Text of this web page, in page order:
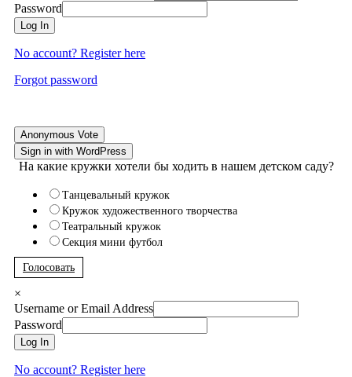
Password
Log In
No account? Register here
Forgot password
Anonymous Vote
Sign in with WordPress
На какие кружки хотели бы ходить в нашем детском саду?
Танцевальный кружок
Кружок художественного творчества
Театральный кружок
Секция мини футбол
Голосовать
×
Username or Email Address
Password
Log In
No account? Register here